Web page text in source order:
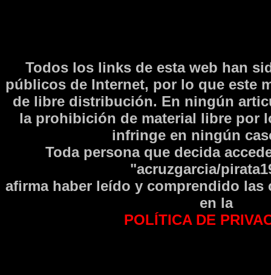
Todos los links de esta web han
públicos de Internet, por lo que este
de libre distribución. En ningún
la prohibición de material libre por
infringe en ningún
Toda persona que decida
"acruzgarcia/
afirma haber leí­do y comprendido las
en la
POLÍTICA DE